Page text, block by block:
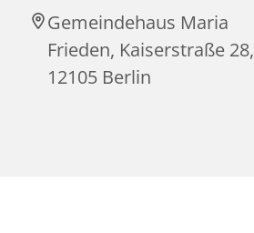
Gemeindehaus Maria
Frieden, Kaiserstraße 28,
12105 Berlin